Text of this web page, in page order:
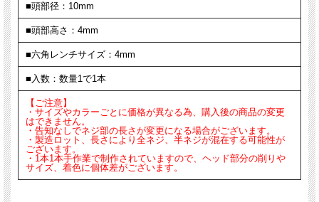
■頭部径：10mm
■頭部高さ：4mm
■六角レンチサイズ：4mm
■入数：数量1で1本
【ご注意】
・サイズやカラーごとに価格が異なる為、購入後の商品の変更
はできません。
・告知なしでネジ部の長さが変更になる場合がございます。
・製造ロット、長さにより全ネジ、半ネジが混在する可能性が
ございます。
・1本1本手作業で制作されていますので、ヘッド部分の削りや
サイズ、着色に個体差がございます。